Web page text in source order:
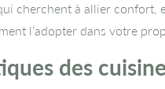
cherchent à allier confort,
l’adopter dans votre
des